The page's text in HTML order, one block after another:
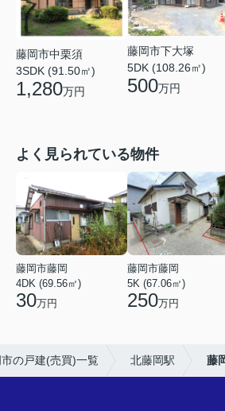
藤岡市中栗須
3SDK (91.50㎡)
1,280万円
藤岡市下大塚
5DK (108.26㎡)
500万円
よく見られている物件
藤岡市藤岡
4DK (69.56㎡)
30万円
藤岡市藤岡
5K (67.06㎡)
250万円
の戸建(売買)一覧 北藤岡駅 藤